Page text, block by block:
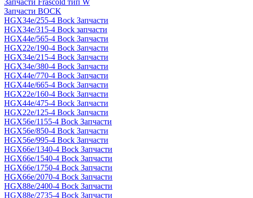
Запчасти Frascold тип W
Запчасти BOCK
HGX34e/255-4 Bock Запчасти
HGX34e/315-4 Bock запчасти
HGX44e/565-4 Bock Запчасти
HGX22e/190-4 Bock Запчасти
HGX34e/215-4 Bock Запчасти
HGX34e/380-4 Bock Запчасти
HGX44e/770-4 Bock Запчасти
HGX44e/665-4 Bock Запчасти
HGX22e/160-4 Bock Запчасти
HGX44e/475-4 Bock Запчасти
HGX22e/125-4 Bock Запчасти
HGX56e/1155-4 Bock Запчасти
HGX56e/850-4 Bock Запчасти
HGX56e/995-4 Bock Запчасти
HGX66e/1340-4 Bock Запчасти
HGX66e/1540-4 Bock Запчасти
HGX66e/1750-4 Bock Запчасти
HGX66e/2070-4 Bock Запчасти
HGX88e/2400-4 Bock Запчасти
HGX88e/2735-4 Bock Запчасти